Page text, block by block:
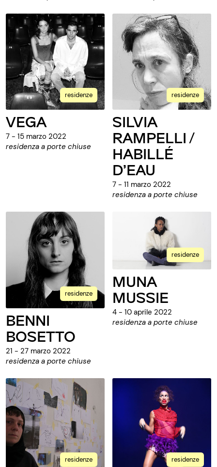
residenze
VEGA
7 - 15 marzo 2022
residenza a porte chiuse
residenze
SILVIA
RAMPELLI /
HABILLÉ
D’EAU
7 - 11 marzo 2022
residenza a porte chiuse
residenze
BENNI
BOSETTO
21 - 27 marzo 2022
residenza a porte chiuse
residenze
MUNA
MUSSIE
4 - 10 aprile 2022
residenza a porte chiuse
residenze residenze